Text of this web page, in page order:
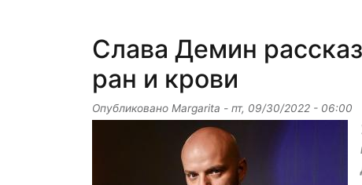
Слава Демин
ран и крови
Опубликовано Margarita - пт, 09/30/2022 - 06:00